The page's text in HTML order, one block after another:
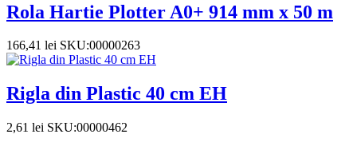
Rola Hartie Plotter A0+ 914 mm x 50 m
166,41 lei SKU:00000263
Rigla din Plastic 40 cm EH
2,61 lei SKU:00000462